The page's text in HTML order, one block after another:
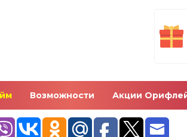
Возможности Акции